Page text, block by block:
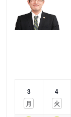
3
月
4
火